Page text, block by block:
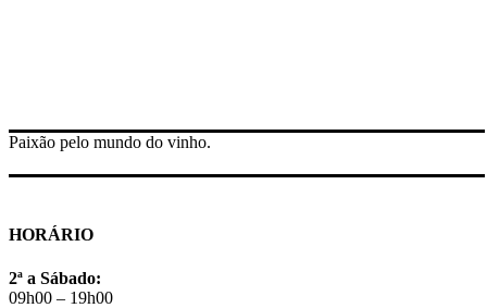
Paixão pelo mundo do vinho.
HORÁRIO
2ª a Sábado:
09h00 – 19h00